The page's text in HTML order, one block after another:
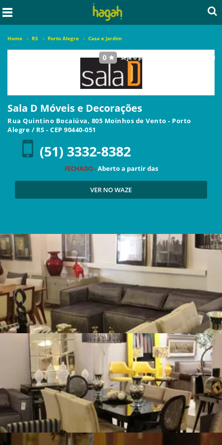
Home RS Porto Alegre Casa e Jardim
0 seja o primeiro a avaliar este local
Sala D Móveis e Decorações
Rua Quintino Bocaiúva, 805 Moinhos de Vento - Porto
Alegre / RS - CEP 90440-051
(51) 3332-8382
FECHADO -Aberto a partir das
VER NO WAZE